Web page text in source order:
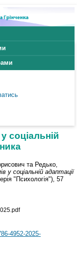
соціальній
та Редько,
у соціальній адаптації
"Психологія"), 57
4952-2025-